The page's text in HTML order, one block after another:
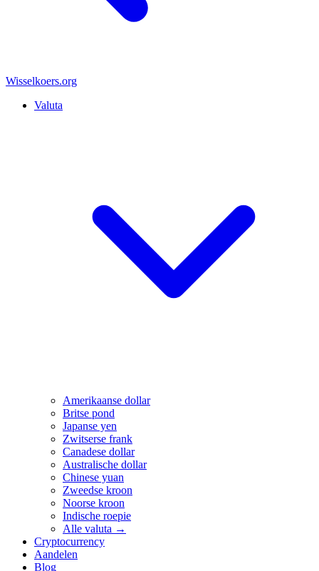
Wisselkoers.org
Valuta
Amerikaanse dollar
Britse pond
Japanse yen
Zwitserse frank
Canadese dollar
Australische dollar
Chinese yuan
Zweedse kroon
Noorse kroon
Indische roepie
Alle valuta →
Cryptocurrency
Aandelen
Blog